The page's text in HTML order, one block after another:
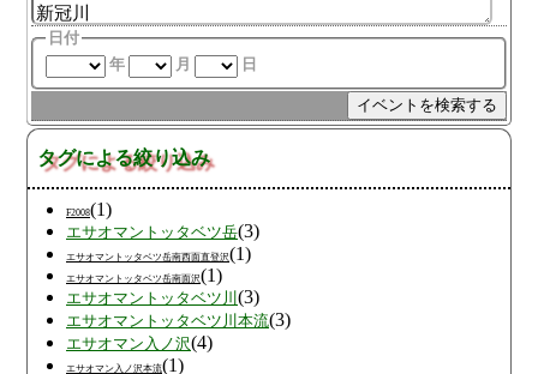
日付
年
月 日
タグによる絞り込み
F2008(1)
エサオマントッタベツ岳(3)
エサオマントッタベツ岳南西面直登沢(1)
エサオマントッタベツ岳南面沢(1)
エサオマントッタベツ川 (3)
エサオマントッタベツ川本流(3)
エサオマン入ノ沢(4)
エサオマン入ノ沢本流(1)